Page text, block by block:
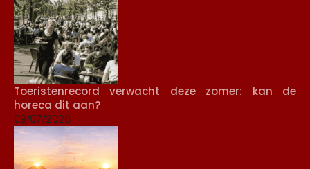
Toeristenrecord verwacht deze zomer: kan de
horeca dit aan?
09/07/2026